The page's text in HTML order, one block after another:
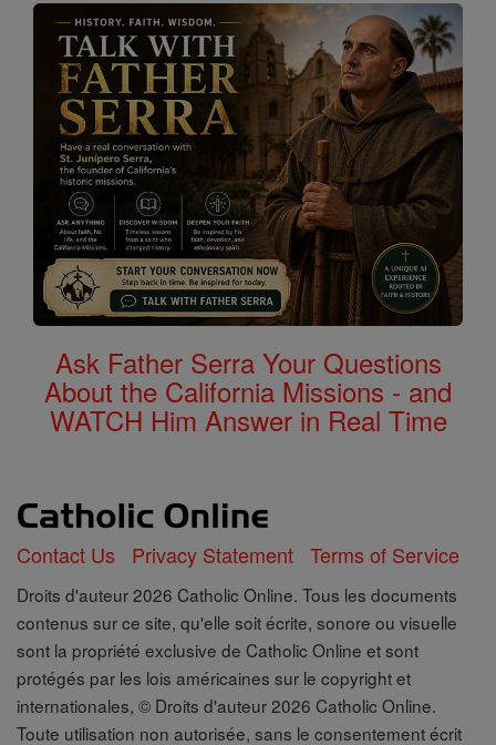
Ask Father Serra Your Questions
About the California Missions - and
WATCH Him Answer in Real Time
Contact Us Privacy Statement Terms of Service
Droits d'auteur 2026 Catholic Online. Tous les documents
contenus sur ce site, qu'elle soit écrite, sonore ou visuelle
sont la propriété exclusive de Catholic Online et sont
protégés par les lois américaines sur le copyright et
internationales, © Droits d'auteur 2026 Catholic Online.
Toute utilisation non autorisée, sans le consentement écrit